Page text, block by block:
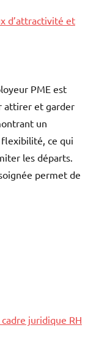
d’attractivité et
PME est
attirer et garder
un
ce qui
les départs.
permet de
juridique RH